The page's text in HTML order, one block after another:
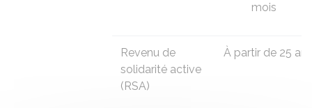
mois
Revenu de
solidarité active
(RSA)
À partir de 25 ans